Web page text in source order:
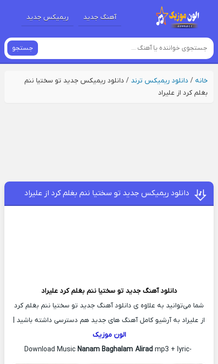
آهنگ جدید ریمیکس جدید
جستجو
خانه/ دانلود ریمیکس ترند / دانلود ریمیکس جدید تو سختیا ننم
بغلم کرد از علیراد
دانلود ریمیکس جدید تو سختیا ننم بغلم کرد از علیراد
دانلود آهنگ جدید تو سختیا ننم بغلم کرد علیراد
شما می‌توانید به علاوه ی دانلود آهنگ جدید تو سختیا ننم بغلم کرد
از علیراد به آرشیو کامل آهنگ های جدید هم دسترسی داشته باشید |
الون موزیک
-Download Music
Nanam Baghalam Alirad mp3 + lyric